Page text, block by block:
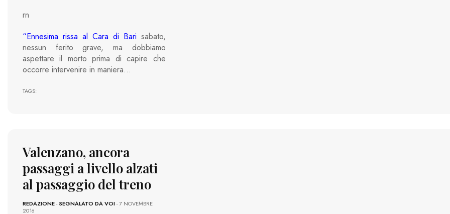
rn
“Ennesima rissa al Cara di Bari sabato,
nessun ferito grave, ma dobbiamo
aspettare il morto prima di capire che
occorre intervenire in maniera…
TAGS:
Valenzano, ancora
passaggi a livello alzati
al passaggio del treno
REDAZIONE-SEGNALATO DA VOI- 7 NOVEMBRE
2016